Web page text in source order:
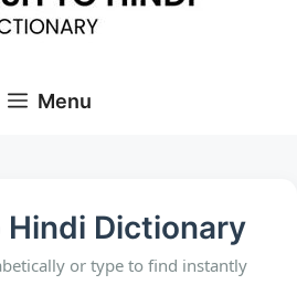
Menu
Hindi Dictionary
or type to find instantly